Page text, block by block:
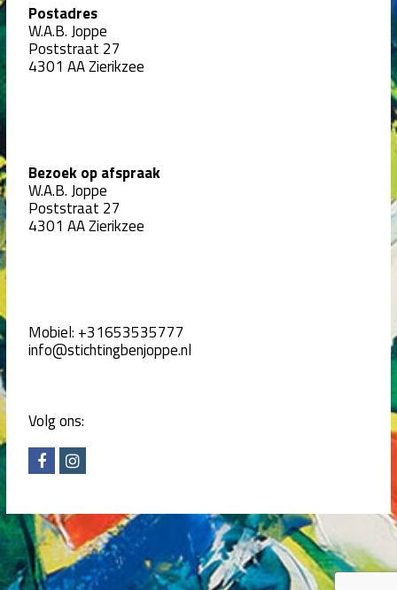
Postadres
W.A.B. Joppe
Poststraat 27
4301 AA Zierikzee
Bezoek op afspraak
W.A.B. Joppe
Poststraat 27
4301 AA Zierikzee
Mobiel: +31653535777
info@stichtingbenjoppe.nl
Volg ons:
c
e
b
s
t
a